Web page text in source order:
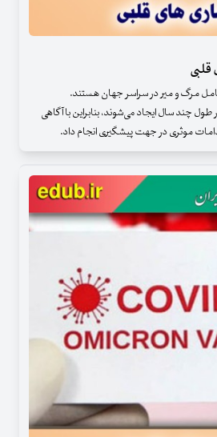
قلبی
مرگ و میر در سراسر جهان هستند.
چند سال ایجاد می‌شوند، بنابراین با آگاهی
موثری در جهت پیشگیری انجام داد.